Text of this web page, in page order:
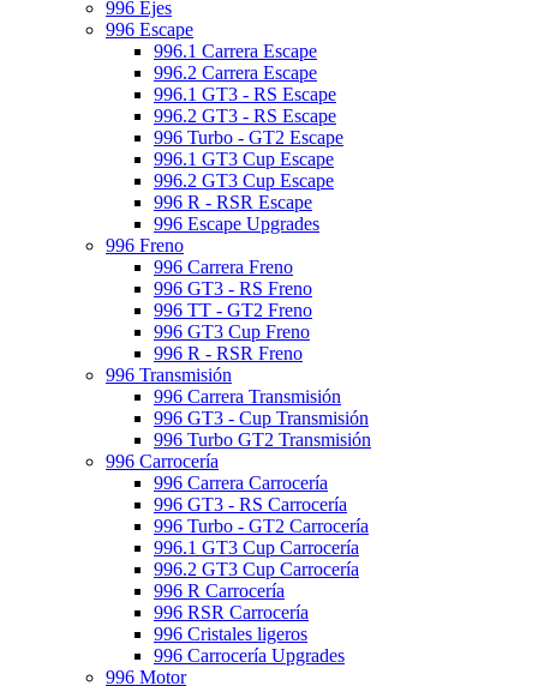
996 Ejes
996 Escape
996.1 Carrera Escape
996.2 Carrera Escape
996.1 GT3 - RS Escape
996.2 GT3 - RS Escape
996 Turbo - GT2 Escape
996.1 GT3 Cup Escape
996.2 GT3 Cup Escape
996 R - RSR Escape
996 Escape Upgrades
996 Freno
996 Carrera Freno
996 GT3 - RS Freno
996 TT - GT2 Freno
996 GT3 Cup Freno
996 R - RSR Freno
996 Transmisión
996 Carrera Transmisión
996 GT3 - Cup Transmisión
996 Turbo GT2 Transmisión
996 Carrocería
996 Carrera Carrocería
996 GT3 - RS Carrocería
996 Turbo - GT2 Carrocería
996.1 GT3 Cup Carrocería
996.2 GT3 Cup Carrocería
996 R Carrocería
996 RSR Carrocería
996 Cristales ligeros
996 Carrocería Upgrades
996 Motor